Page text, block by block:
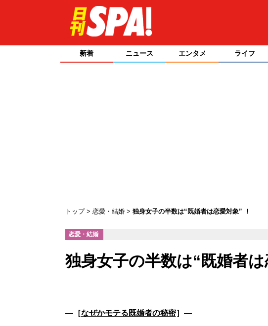
新着 ニュース エンタメ ライフ
トップ 恋愛・結婚
独身女子の半数は“既婚者は恋愛対象” ！
恋愛・結婚
独身女子の半数は“既婚者は
―［なぜかモテる既婚者の秘密］―